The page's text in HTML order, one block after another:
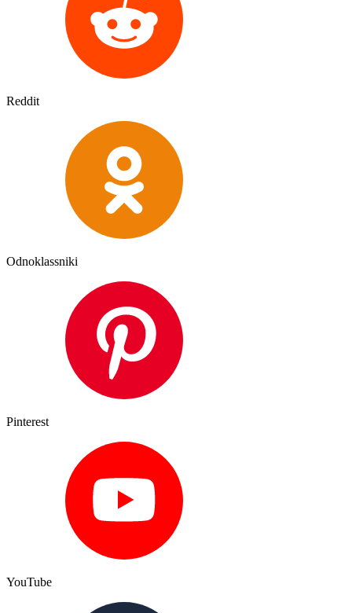
Reddit
Odnoklassniki
Pinterest
YouTube